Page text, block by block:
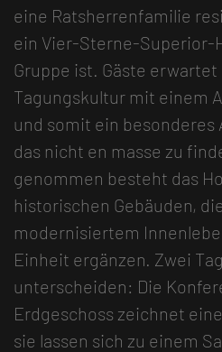
eine Ratsherrenfamilie
ein Vier-Sterne-Superior-
Gruppe ist. Gäste
Tagungskultur mit einem
und somit ein besonderes
das nicht en masse zu
genommen besteht das
historischen Gebäuden,
modernisiertem
Einheit ergänzen. Zwei
unterscheiden: Die
Erdgeschoss zeichnet
sie lassen sich zu einem